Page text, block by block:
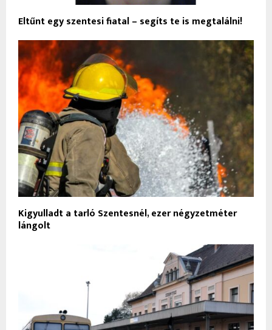
Eltűnt egy szentesi fiatal – segíts te is megtalálni!
Kigyulladt a tarló Szentesnél, ezer négyzetméter
lángolt